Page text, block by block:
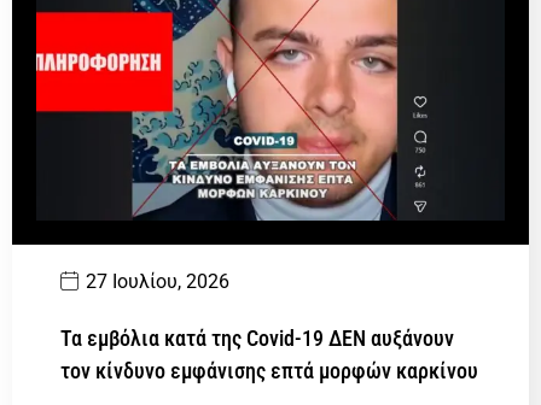
27 Ιουλίου, 2026
Τα εμβόλια κατά της Covid-19 ΔΕΝ αυξάνουν
τον κίνδυνο εμφάνισης επτά μορφών καρκίνου